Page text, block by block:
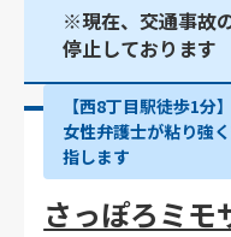
※現在、交通事故
停止しております
【西8丁目駅徒歩1分
女性弁護士が粘り強
指します
さっぽろミモ